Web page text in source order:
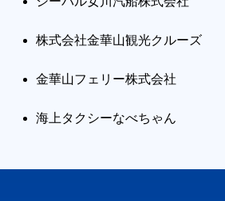
株式会社金華山観光クルーズ
金華山フェリー株式会社
海上タクシーなべちゃん